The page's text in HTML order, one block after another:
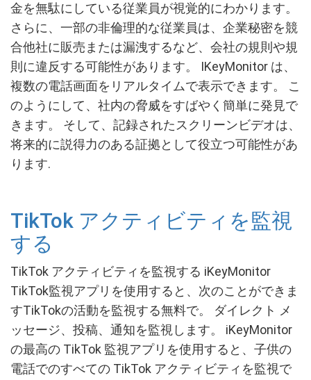
金を無駄にしている従業員が視覚的にわかります。
さらに、一部の非倫理的な従業員は、企業秘密を競
合他社に販売または漏洩するなど、会社の規則や規
則に違反する可能性があります。 IKeyMonitor は、
複数の電話画面をリアルタイムで表示できます。 こ
のようにして、社内の脅威をすばやく簡単に発見で
きます。 そして、記録されたスクリーンビデオは、
将来的に説得力のある証拠として役立つ可能性があ
ります.
TikTok アクティビティを監視
する
TikTok アクティビティを監視する iKeyMonitor
TikTok監視アプリを使用すると、次のことができま
すTikTokの活動を監視する無料で。 ダイレクト メ
ッセージ、投稿、通知を監視します。 iKeyMonitor
の最高の TikTok 監視アプリを使用すると、子供の
電話でのすべての TikTok アクティビティを監視で